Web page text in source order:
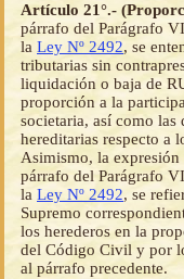
Artículo 21°.-
párrafo del Parágrafo
la Ley Nº 2492, se
tributarias sin
liquidación o baja de
proporción a la
societaria, así como las
hereditarias respecto a
Asimismo, la expresión
párrafo del Parágrafo
la Ley Nº 2492, se
Supremo
los herederos en la
del Código Civil y por
al párrafo precedente.